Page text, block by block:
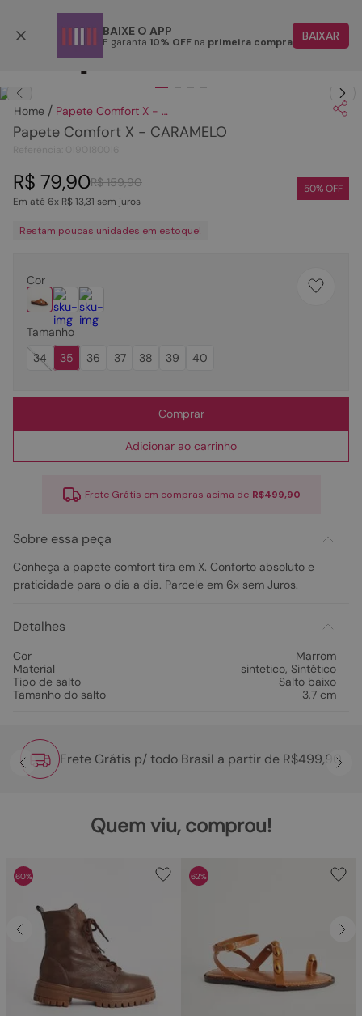
BAIXE O APP
E garanta 10% OFF na primeira compra BAIXAR
Papete Comfort X - CARAMELO
Papete Comfort X - CARAMELO
R$ 159,90
R$ 79,90
Em até6x R$13,31 sem juros
50% OFF
Restam poucas unidades em estoque!
Cor
Tamanho
34
35 36 37 38 39 40
Comprar
Adicionar ao carrinho
Frete Grátis em compras acima de R$499,90
Sobre essa peça
Conheça a papete comfort tira em X. Conforto absoluto e
praticidade para o dia a dia. Parcele em 6x sem Juros.
Detalhes
Cor
Marrom
Material
sintetico, Sintético
Tipo de salto
Salto baixo
Tamanho do salto
3,7 cm
Frete Grátis p/ todo Brasil a partir de R$499,90
Quem viu, comprou!
60% 62%
1
2º
tenis
4º
rasteira
5º
sandalia
6º
tamanco
sapatilha
couro
10º scarpin